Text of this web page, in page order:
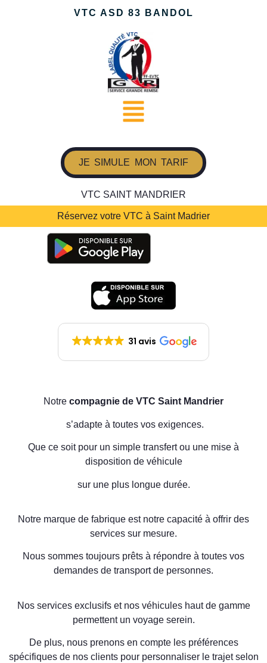
VTC ASD 83 BANDOL
JE SIMULE MON TARIF
VTC SAINT MANDRIER
Réservez votre VTC à Saint Madrier
31 avis
Notre compagnie de VTC Saint Mandrier
s’adapte à toutes vos exigences.
Que ce soit pour un simple transfert ou une mise à
disposition de véhicule
sur une plus longue durée.
Notre marque de fabrique est notre capacité à offrir des
services sur mesure.
Nous sommes toujours prêts à répondre à toutes vos
demandes de transport de personnes.
Nos services exclusifs et nos véhicules haut de gamme
permettent un voyage serein.
De plus, nous prenons en compte les préférences
spécifiques de nos clients pour personnaliser le trajet selon